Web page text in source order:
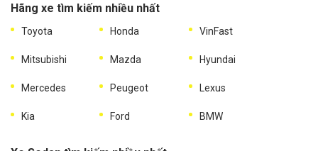
Hãng xe tìm kiếm nhiều nhất
Toyota Honda VinFast
Mitsubishi Mazda Hyundai
Mercedes Peugeot Lexus
Kia Ford BMW